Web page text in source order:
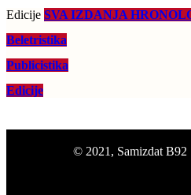
Edicije SVA IZDANJA
Beletristika
Publicistika
Edicije
© 2021 , Samizdat